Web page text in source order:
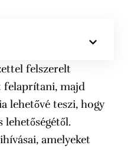
felszerelt
felaprítani, majd
lehetővé teszi, hogy
amelyeket